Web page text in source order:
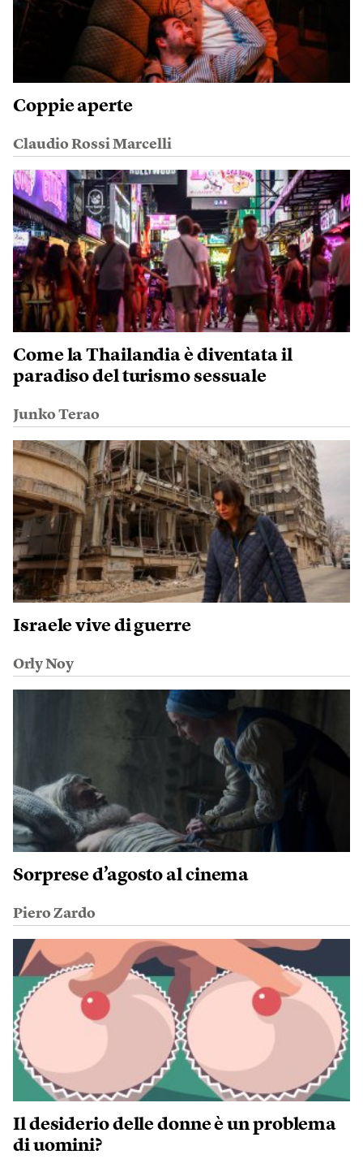
Coppie aperte
Claudio Rossi Marcelli
Come la Thailandia è diventata il
paradiso del turismo sessuale
Junko Terao
Israele vive di guerre
Orly Noy
Sorprese d’agosto al cinema
Piero Zardo
Il desiderio delle donne è un problema
di uomini?